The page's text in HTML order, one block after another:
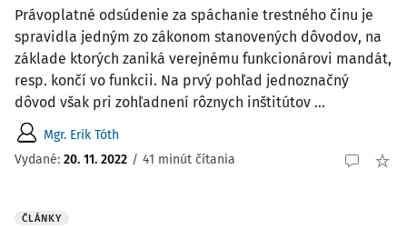
Právoplatné odsúdenie za spáchanie trestného činu je
spravidla jedným zo zákonom stanovených dôvodov, na
základe ktorých zaniká verejnému funkcionárovi mandát,
resp. končí vo funkcii. Na prvý pohľad jednoznačný
dôvod však pri zohľadnení rôznych inštitútov ...
Mgr. Erik Tóth
Vydané: 20. 11. 2022 / 41 minút čítania
ČLÁNKY